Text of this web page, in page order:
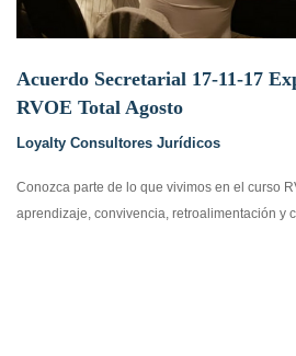
Acuerdo Secretarial 17-11-17
RVOE Total Agosto
Loyalty Consultores Jurídicos
Conozca parte de lo que vivimos en el curso
aprendizaje, convivencia, retroalimentación y